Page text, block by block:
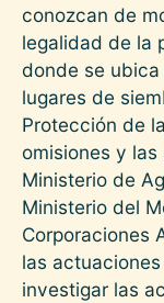
conozcan de
legalidad de la
donde se
lugares de
Protección de
omisiones y
Ministerio de
Ministerio del
Corporaciones
las
investigar las